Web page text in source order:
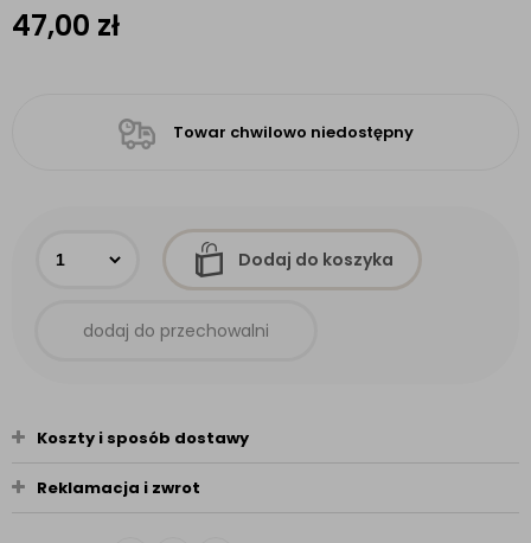
47,00 zł
Towar chwilowo niedostępny
Dodaj do koszyka
dodaj do przechowalni
Koszty i sposób dostawy
Reklamacja i zwrot